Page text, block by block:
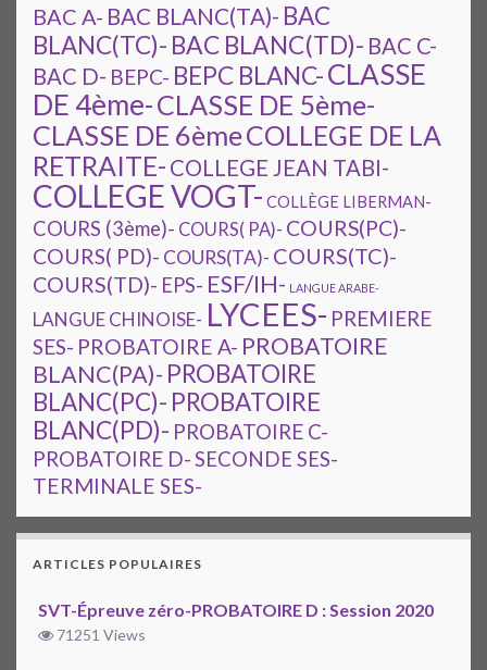
BAC A- BAC BLANC(TA)- BAC
BLANC(TC)- BAC BLANC(TD)- BAC C-
BAC D- BEPC- BEPC BLANC-CLASSE
DE 4ème-CLASSE DE 5ème-
CLASSE DE 6èmeCOLLEGE DE LA
RETRAITE- COLLEGE JEAN TABI-
COLLEGE VOGT- COLLÈGE LIBERMAN-
COURS (3ème)- COURS( PA)- COURS(PC)-
COURS( PD)- COURS(TA)- COURS(TC)-
COURS(TD)- EPS- ESF/IH- LANGUE ARABE-
LANGUE CHINOISE- LYCEES- PREMIERE
SES- PROBATOIRE A- PROBATOIRE
BLANC(PA)- PROBATOIRE
BLANC(PC)- PROBATOIRE
BLANC(PD)- PROBATOIRE C-
PROBATOIRE D-SECONDE SES-
TERMINALE SES-
ARTICLES POPULAIRES
SVT-Épreuve zéro-PROBATOIRE D : Session 2020
71251 Views